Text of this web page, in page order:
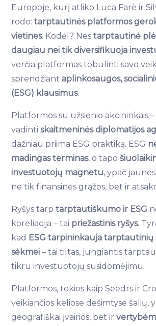
Europoje, kurį atliko Luca Farè ir
rodo:tarptautinės platformos
vietines. Kodėl? Nestarptautinė
daugiau nei tik diversifikuoja
verčia platformas tobulinti savo
sprendžiant aplinkosaugos,
(ESG) klausimus.
Platformos su užsienio akcininkais –
vadintiskaitmeninės diplomatijos
dažniau priima ESG praktiką. ESG
madingas terminas, o tapo
investuotojų magnetu, ypač
ne tik finansinės grąžos, bet ir
Ryšys tarptarptautiškumo ir ESG
koreliacija – tai priežastinis ryšys.
kad ESG tarpininkauja
sėkmei – tai tiltas, jungiantis
tikru investuotojų susidomėjimu.
Platformos, tokios kaip Seedrs ir
veikiančios keliose dešimtyse šalių,
geografiškai įvairios, bet ir